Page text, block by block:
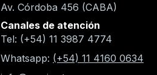
Av. Córdoba 456 (CABA)
Canales de atención
Tel: (+54) 11 3987 4774
Whatsapp: (+54) 11 4160 0634